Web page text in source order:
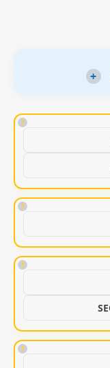
+
!
!
!
!